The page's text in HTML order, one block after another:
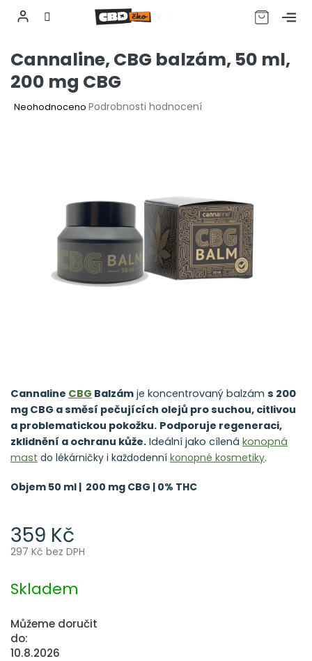
na
obsah
CZK
Cannaline, CBG balzám, 50 ml,
200 mg CBG
Průměrné
Neohodnoceno Podrobnosti hodnocení
359 Kč
297 Kč bez DPH
cena:
Skladem
Můžeme doručit
do:
10.8.2026
Cannaline CBG Balzám je koncentrovaný balzám s 200
mg CBG a směsí pečujících olejů pro suchou, citlivou
a problematickou pokožku. Podporuje regeneraci,
zklidnění a ochranu kůže. Ideální jako cílená konopná
mast do lékárničky i každodenní konopné kosmetiky.
Objem 50 ml | 200 mg CBG | 0% THC